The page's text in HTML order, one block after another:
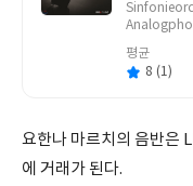
쓴
이
평균
8 (1)
요한나 마르치의 음반은
에 거래가 된다.